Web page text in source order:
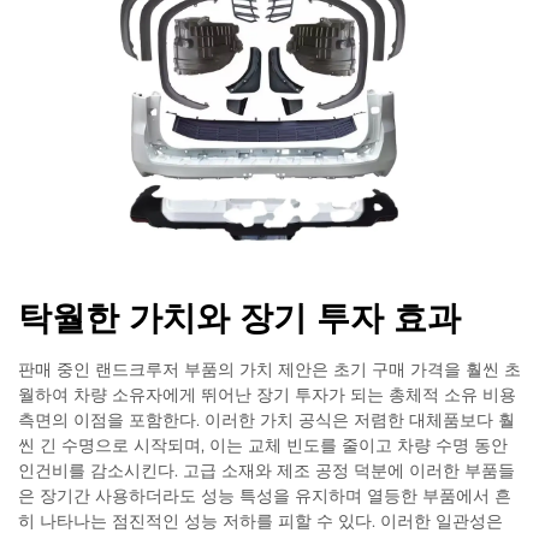
탁월한 가치와 장기 투자 효과
판매 중인 랜드크루저 부품의 가치 제안은 초기 구매 가격을 훨씬 초
월하여 차량 소유자에게 뛰어난 장기 투자가 되는 총체적 소유 비용
측면의 이점을 포함한다. 이러한 가치 공식은 저렴한 대체품보다 훨
씬 긴 수명으로 시작되며, 이는 교체 빈도를 줄이고 차량 수명 동안
인건비를 감소시킨다. 고급 소재와 제조 공정 덕분에 이러한 부품들
은 장기간 사용하더라도 성능 특성을 유지하며 열등한 부품에서 흔
히 나타나는 점진적인 성능 저하를 피할 수 있다. 이러한 일관성은